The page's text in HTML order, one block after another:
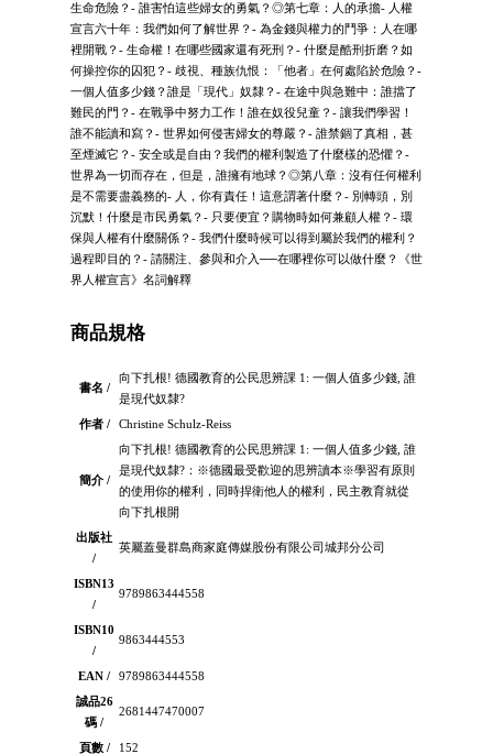
生命危險？- 誰害怕這些婦女的勇氣？◎第七章：人的承擔- 人權
宣言六十年：我們如何了解世界？- 為金錢與權力的鬥爭：人在哪
裡開戰？- 生命權！在哪些國家還有死刑？- 什麼是酷刑折磨？如
何操控你的囚犯？- 歧視、種族仇恨：「他者」在何處陷於危險？-
一個人值多少錢？誰是「現代」奴隸？- 在途中與急難中：誰擋了
難民的門？- 在戰爭中努力工作！誰在奴役兒童？- 讓我們學習！
誰不能讀和寫？- 世界如何侵害婦女的尊嚴？- 誰禁錮了真相，甚
至煙滅它？- 安全或是自由？我們的權利製造了什麼樣的恐懼？-
世界為一切而存在，但是，誰擁有地球？◎第八章：沒有任何權利
是不需要盡義務的- 人，你有責任！這意謂著什麼？- 別轉頭，別
沉默！什麼是市民勇氣？- 只要便宜？購物時如何兼顧人權？- 環
保與人權有什麼關係？- 我們什麼時候可以得到屬於我們的權利？
過程即目的？- 請關注、參與和介入──在哪裡你可以做什麼？《世
界人權宣言》名詞解釋
商品規格
書名 /
向下扎根! 德國教育的公民思辨課 1: 一個人值多少錢, 誰
是現代奴隸?
作者 /
Christine Schulz-Reiss
簡介 /
向下扎根! 德國教育的公民思辨課 1: 一個人值多少錢, 誰
是現代奴隸?：※德國最受歡迎的思辨讀本※學習有原則
的使用你的權利，同時捍衛他人的權利，民主教育就從
向下扎根開
出版社
/
英屬蓋曼群島商家庭傳媒股份有限公司城邦分公司
ISBN13
/
9789863444558
ISBN10
/
9863444553
EAN /
9789863444558
誠品26
碼 /
2681447470007
頁數 / 152